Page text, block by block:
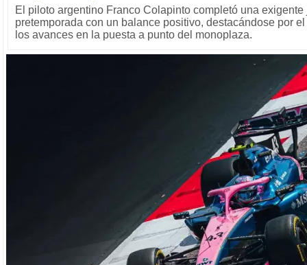
El piloto argentino Franco Colapinto completó una
pretemporada con un balance positivo, destacándose por
los avances en la puesta a punto del monoplaza.